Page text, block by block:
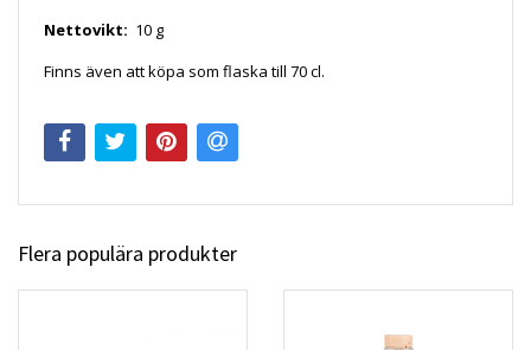
Nettovikt: 10 g
Finns även att köpa som flaska till 70 cl.
Flera populära produkter